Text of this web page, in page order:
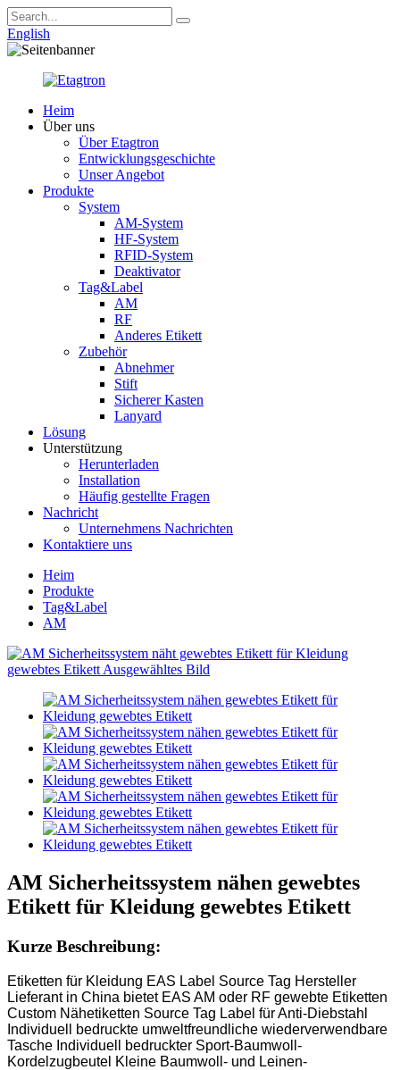
English
Heim
Über uns
Über Etagtron
Entwicklungsgeschichte
Unser Angebot
Produkte
System
AM-System
HF-System
RFID-System
Deaktivator
Tag&Label
AM
RF
Anderes Etikett
Zubehör
Abnehmer
Stift
Sicherer Kasten
Lanyard
Lösung
Unterstützung
Herunterladen
Installation
Häufig gestellte Fragen
Nachricht
Unternehmens Nachrichten
Kontaktiere uns
Heim
Produkte
Tag&Label
AM
AM Sicherheitssystem nähen gewebtes
Etikett für Kleidung gewebtes Etikett
Kurze Beschreibung:
Etiketten für Kleidung EAS Label Source Tag Hersteller
Lieferant in China bietet EAS AM oder RF gewebte Etiketten
Custom Nähetiketten Source Tag Label für Anti-Diebstahl
Individuell bedruckte umweltfreundliche wiederverwendbare
Tasche Individuell bedruckter Sport-Baumwoll-
Kordelzugbeutel Kleine Baumwoll- und Leinen-